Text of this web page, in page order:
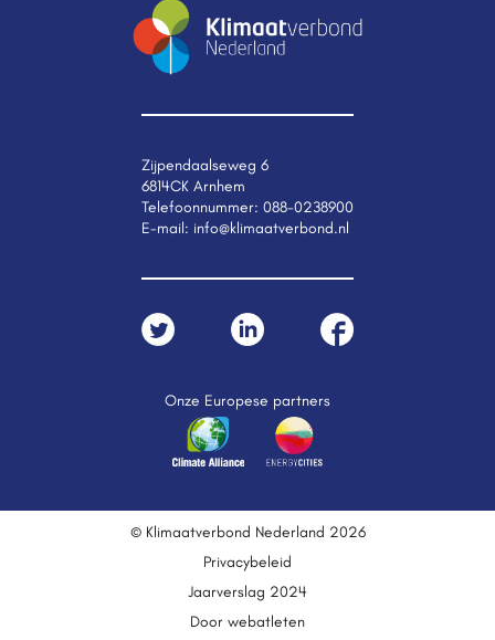
Zijpendaalseweg 6
6814CK Arnhem
Telefoonnummer: 088-0238900
E-mail: info@klimaatverbond.nl
Onze Europese partners
© Klimaatverbond Nederland 2026
Privacybeleid
Jaarverslag 2024
Door webatleten